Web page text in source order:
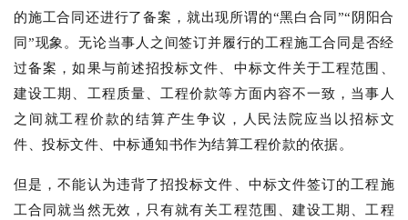
的施工合同还进行了备案，就出现所谓的“黑白合同”“阴阳合
同”现象。无论当事人之间签订并履行的工程施工合同是否经
过备案，如果与前述招投标文件、中标文件关于工程范围、
建设工期、工程质量、工程价款等方面内容不一致，当事人
之间就工程价款的结算产生争议，人民法院应当以招标文
件、投标文件、中标通知书作为结算工程价款的依据。
但是，不能认为违背了招投标文件、中标文件签订的工程施
工合同就当然无效，只有就有关工程范围、建设工期、工程